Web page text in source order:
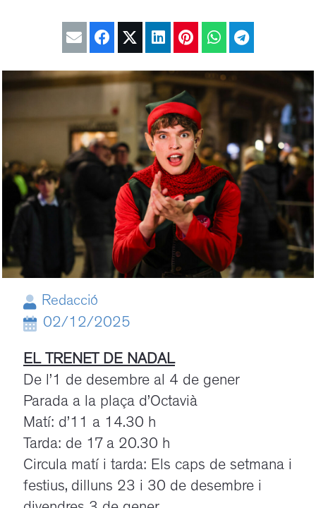
Redacció
02/12/2025
EL TRENET DE NADAL
De l’1 de desembre al 4 de gener
Parada a la plaça d’Octavià
Matí: d’11 a 14.30 h
Tarda: de 17 a 20.30 h
Circula matí i tarda: Els caps de setmana i
festius, dilluns 23 i 30 de desembre i